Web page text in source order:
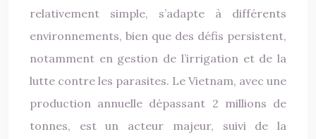
relativement simple, s’adapte à différents
environnements, bien que des défis persistent,
notamment en gestion de l’irrigation et de la
lutte contre les parasites. Le Vietnam, avec une
production annuelle dépassant 2 millions de
tonnes, est un acteur majeur, suivi de la